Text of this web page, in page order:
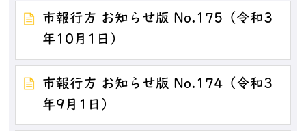
市報行方 お知らせ版 No.175（令和3
年10月1日）
市報行方 お知らせ版 No.174（令和3
年9月1日）